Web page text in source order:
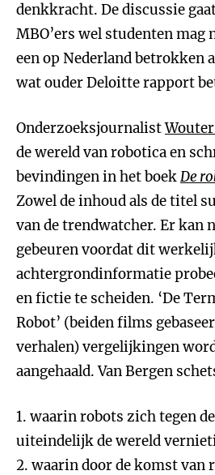
denkkracht. De discussie
MBO’ers wel studenten mag
een op Nederland betrokken
wat ouder Deloitte rapport
Onderzoeksjournalist
de wereld van robotica en
bevindingen in het boekDe
Zowel de inhoud als de titel
van de trendwatcher. Er kan
gebeuren voordat dit
achtergrondinformatie
en fictie te scheiden. ‘De
Robot’ (beiden films
verhalen) vergelijkingen
aangehaald. Van Bergen
1. waarin robots zich tegen
uiteindelijk de wereld
2. waarin door de komst van